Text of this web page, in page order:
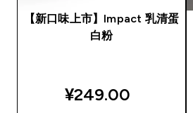
【新口味上市】Impact 乳清蛋
白粉
¥249.00‎